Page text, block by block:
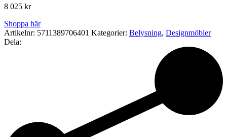
8 025 kr
Shoppa här
Artikelnr: 5711389706401 Kategorier: Belysning, Designmöbler
Dela: